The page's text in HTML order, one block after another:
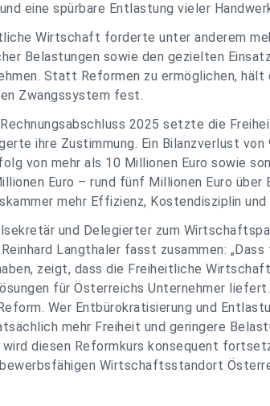
eine spürbare Entlastung vieler
Wirtschaft forderte unter anderem
Belastungen sowie den gezielten
Statt Reformen zu ermöglichen,
Zwangssystem fest.
2025 setzte die
ihre Zustimmung. Ein Bilanzverlust
von mehr als 10 Millionen Euro sowie
Euro – rund fünf Millionen Euro
mehr Effizienz, Kostendisziplin und
und Delegierter zum
Langthaler fasst zusammen:
zeigt, dass die Freiheitliche
für Österreichs Unternehmer
Wer Entbürokratisierung und
mehr Freiheit und geringere
diesen Reformkurs konsequent
Wirtschaftsstandort